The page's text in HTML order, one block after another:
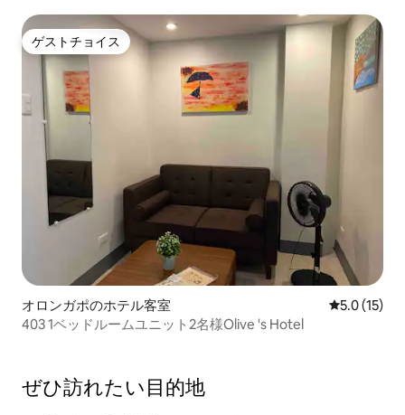
ゲストチョイス
ゲストチョイス
オロンガポのホテル客室 レビュー15
5.0 (15)
403 1ベッドルームユニット2名様Olive 's Hotel
ぜひ訪⁠れ⁠た⁠い目⁠的⁠地